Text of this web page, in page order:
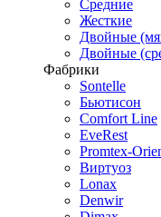
Средние
Жесткие
Двойные
Двойные
Фабрики
Sontelle
Бьютисон
Comfort Line
EveRest
Promtex-
Виртуоз
Lonax
Denwir